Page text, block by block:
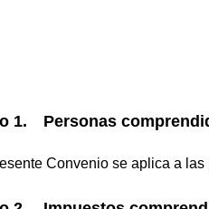
1. Personas
Convenio se aplica a